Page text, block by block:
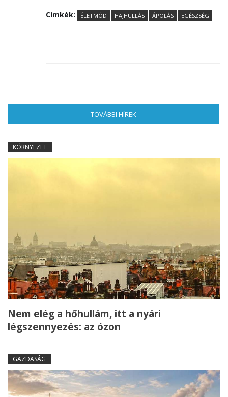
Címkék: ÉLETMÓD HAJHULLÁS ÁPOLÁS EGÉSZSÉG
TOVÁBBI HÍREK
KÖRNYEZET
Nem elég a hőhullám, itt a nyári
légszennyezés: az ózon
GAZDASÁG